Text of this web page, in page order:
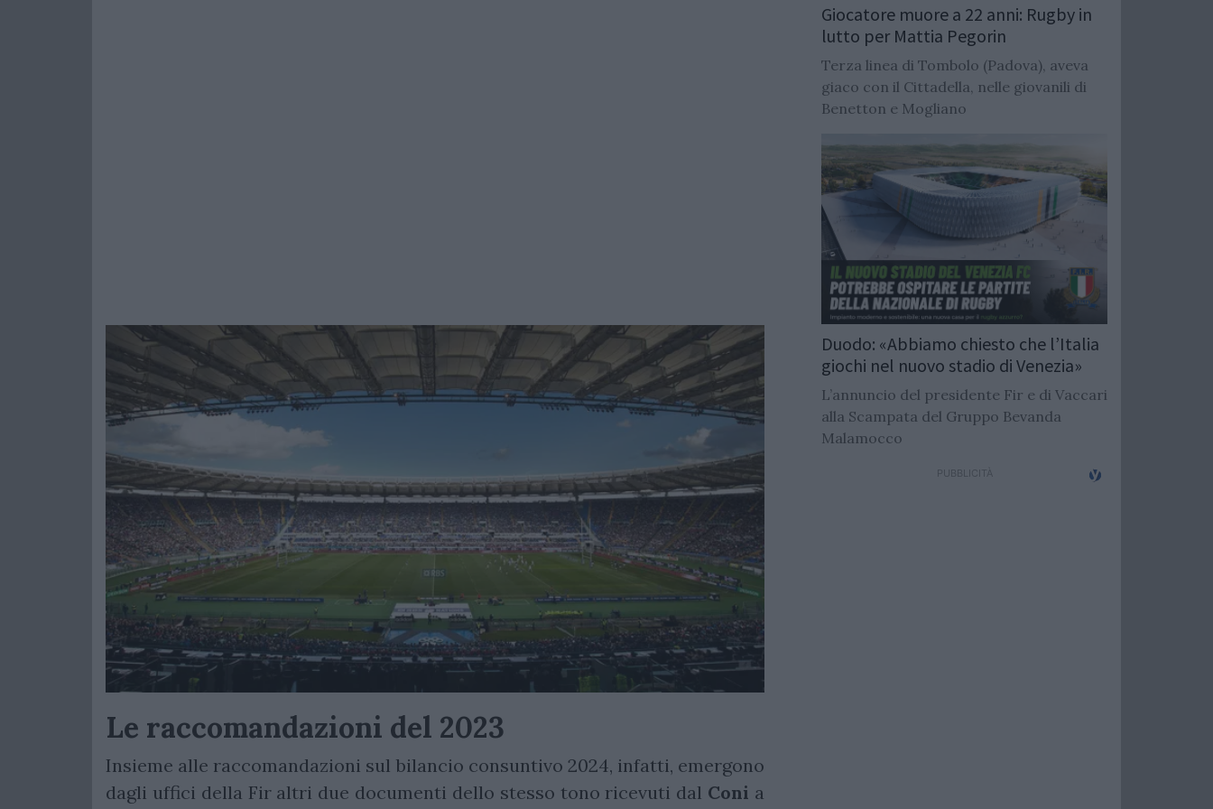
Le raccomandazioni del 2023
Insieme alle raccomandazioni sul bilancio consuntivo 2024, infatti, emergono
dagli uffici della Fir altri due documenti dello stesso tono ricevuti dal Coni a
Giocatore muore a 22 anni: Rugby in
lutto per Mattia Pegorin
Terza linea di Tombolo (Padova), aveva
giaco con il Cittadella, nelle giovanili di
Benetton e Mogliano
Duodo: «Abbiamo chiesto che l’Italia
giochi nel nuovo stadio di Venezia»
L’annuncio del presidente Fir e di Vaccari
alla Scampata del Gruppo Bevanda
Malamocco